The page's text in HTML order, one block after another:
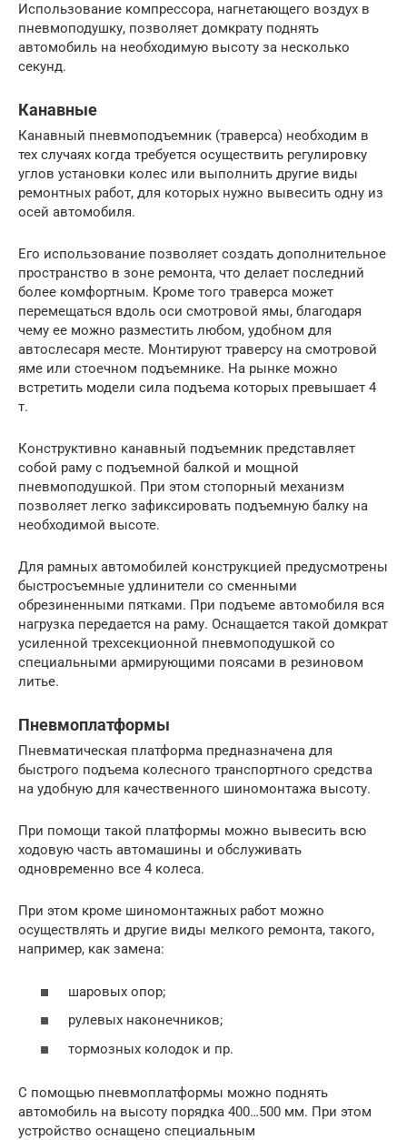
Использование компрессора, нагнетающего воздух в
пневмоподушку, позволяет домкрату поднять
автомобиль на необходимую высоту за несколько
секунд.
Канавные
Канавный пневмоподъемник (траверса) необходим в
тех случаях когда требуется осуществить регулировку
углов установки колес или выполнить другие виды
ремонтных работ, для которых нужно вывесить одну из
осей автомобиля.
Его использование позволяет создать дополнительное
пространство в зоне ремонта, что делает последний
более комфортным. Кроме того траверса может
перемещаться вдоль оси смотровой ямы, благодаря
чему ее можно разместить любом, удобном для
автослесаря месте. Монтируют траверсу на смотровой
яме или стоечном подъемнике. На рынке можно
встретить модели сила подъема которых превышает 4
т.
Конструктивно канавный подъемник представляет
собой раму с подъемной балкой и мощной
пневмоподушкой. При этом стопорный механизм
позволяет легко зафиксировать подъемную балку на
необходимой высоте.
Для рамных автомобилей конструкцией предусмотрены
быстросъемные удлинители со сменными
обрезиненными пятками. При подъеме автомобиля вся
нагрузка передается на раму. Оснащается такой домкрат
усиленной трехсекционной пневмоподушкой со
специальными армирующими поясами в резиновом
литье.
Пневмоплатформы
Пневматическая платформа предназначена для
быстрого подъема колесного транспортного средства
на удобную для качественного шиномонтажа высоту.
При помощи такой платформы можно вывесить всю
ходовую часть автомашины и обслуживать
одновременно все 4 колеса.
При этом кроме шиномонтажных работ можно
осуществлять и другие виды мелкого ремонта, такого,
например, как замена:
шаровых опор;
рулевых наконечников;
тормозных колодок и пр.
С помощью пневмоплатформы можно поднять
автомобиль на высоту порядка 400…500 мм. При этом
устройство оснащено специальным